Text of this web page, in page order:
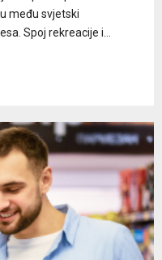
među svjetski
Spoj rekreacije i...